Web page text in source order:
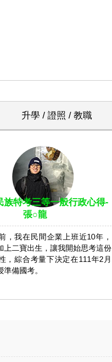
升學 / 證照 / 教職
族特考三等一般行政心得-
張○龍
，我在民間企業上班近10年，
上二寶出生，讓我開始思考這份
，綜合考量下決定在111年2月
備國考。